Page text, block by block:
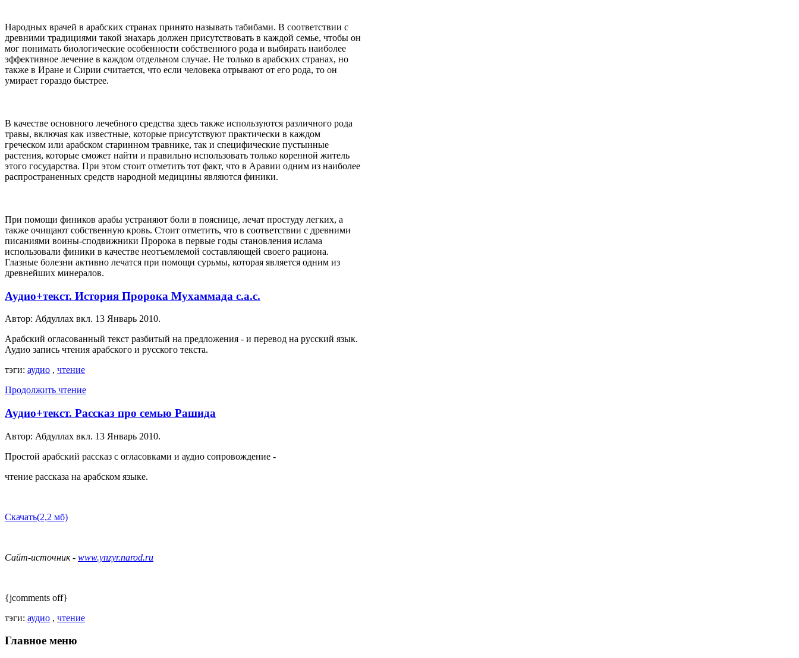
Народных врачей в арабских странах принято называть табибами. В соответствии с
древними традициями такой знахарь должен присутствовать в каждой семье, чтобы он
мог понимать биологические особенности собственного рода и выбирать наиболее
эффективное лечение в каждом отдельном случае. Не только в арабских странах, но
также в Иране и Сирии считается, что если человека отрывают от его рода, то он
умирает гораздо быстрее.
В качестве основного лечебного средства здесь также используются различного рода
травы, включая как известные, которые присутствуют практически в каждом
греческом или арабском старинном травнике, так и специфические пустынные
растения, которые сможет найти и правильно использовать только коренной житель
этого государства. При этом стоит отметить тот факт, что в Аравии одним из наиболее
распространенных средств народной медицины являются финики.
При помощи фиников арабы устраняют боли в пояснице, лечат простуду легких, а
также очищают собственную кровь. Стоит отметить, что в соответствии с древними
писаниями воины-сподвижники Пророка в первые годы становления ислама
использовали финики в качестве неотъемлемой составляющей своего рациона.
Глазные болезни активно лечатся при помощи сурьмы, которая является одним из
древнейших минералов.
Аудио+текст. История Пророка Мухаммада с.а.с.
Автор: Абдуллах вкл. 13 Январь 2010.
Арабский огласованный текст разбитый на предложения - и перевод на русский язык.
Аудио запись чтения арабского и русского текста.
тэги: аудио , чтение
Продолжить чтение
Аудио+текст. Рассказ про семью Рашида
Автор: Абдуллах вкл. 13 Январь 2010.
Простой арабский рассказ с огласовками и аудио сопровождение -
чтение рассказа на арабском языке.
Скачать(2,2 мб)
Сайт-источник - www.ynzyr.narod.ru
{jcomments off}
тэги: аудио , чтение
Главное меню